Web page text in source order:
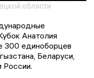
области
Анатолия
300 единоборцев
Беларуси,